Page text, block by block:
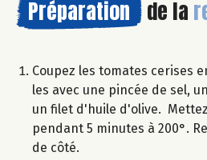
Préparation de la
Coupez les tomates cerises
les avec une pincée de sel,
un filet d'huile d'olive.
pendant 5 minutes à 200°.
de côté.